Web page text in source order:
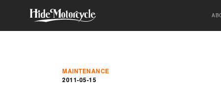
MAINTENANCE
2011-05-15